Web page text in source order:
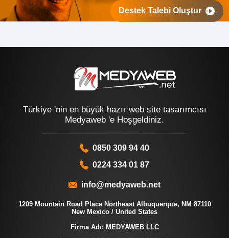
Destek Talebi Oluştur
Türkiye 'nin en büyük hazır web site tasarımcısı
Medyaweb 'e Hoşgeldiniz.
0850 309 94 40
0224 334 01 87
info@medyaweb.net
1209 Mountain Road Place Northeast Albuquerque, NM 87110
New Mexico / United States
Firma Adı: MEDYAWEB LLC